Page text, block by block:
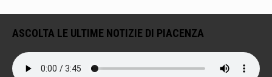
ASCOLTA LE ULTIME NOTIZIE DI PIACENZA